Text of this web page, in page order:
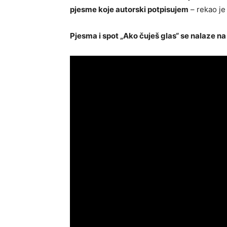
pjesme koje autorski potpisujem – rekao
Pjesma i spot „Ako čuješ glas“ se nalaze